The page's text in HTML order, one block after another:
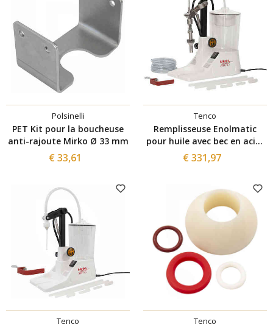
Polsinelli
PET Kit pour la boucheuse
anti-rajoute Mirko Ø 33 mm
€ 33,61
Tenco
Remplisseuse Enolmatic
pour huile avec bec en acier
inoxydable
€ 331,97
Tenco Tenco